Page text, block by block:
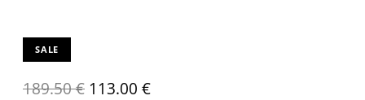
SALE
189.50€ 113.00 €